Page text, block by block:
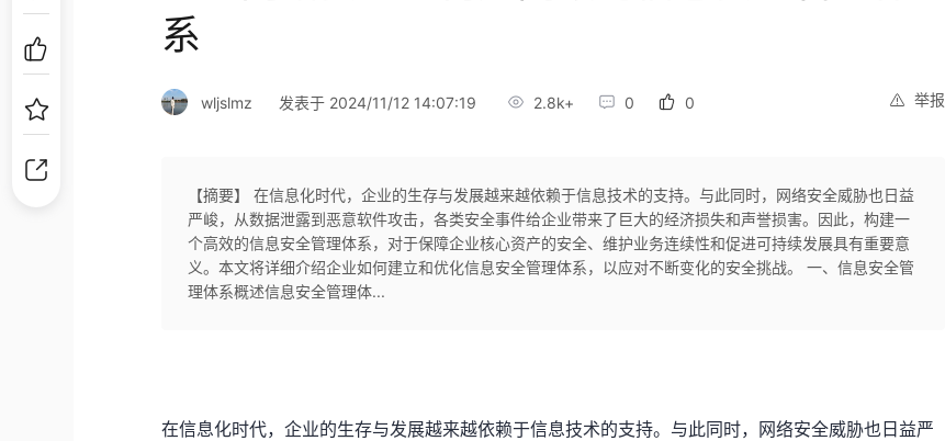
系
举报
wljslmz 发表于 2024/11/12 14:07:19 2.8k+ 0 0
【摘要】 在信息化时代，企业的生存与发展越来越依赖于信息技术的支持。与此同时，网络安全威胁也日益
严峻，从数据泄露到恶意软件攻击，各类安全事件给企业带来了巨大的经济损失和声誉损害。因此，构建一
个高效的信息安全管理体系，对于保障企业核心资产的安全、维护业务连续性和促进可持续发展具有重要意
义。本文将详细介绍企业如何建立和优化信息安全管理体系，以应对不断变化的安全挑战。 一、信息安全管
理体系概述信息安全管理体...
在信息化时代，企业的生存与发展越来越依赖于信息技术的支持。与此同时，网络安全威胁也日益严